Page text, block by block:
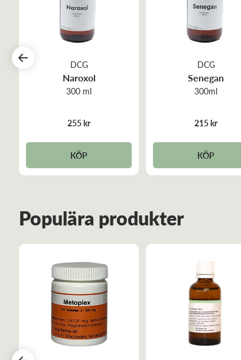
DCG
Naroxol
300 ml
255 kr
KÖP
DCG
Senegan
300ml
215 kr
KÖP
Populära produkter